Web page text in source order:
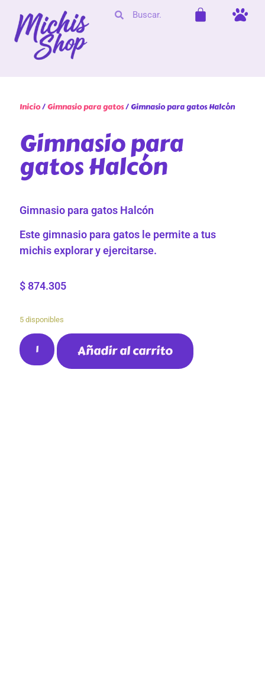
Inicio/Gimnasio para gatos/ Gimnasio para gatos Halcón
Gimnasio para
gatos Halcón
Gimnasio para gatos Halcón
Este gimnasio para gatos le permite a tus
michis explorar y ejercitarse.
$ 874.305
5 disponibles
Añadir al carrito